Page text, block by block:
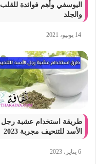
اليوسفي وأهم فوائدة للقلب
والجلد
14 يونيو، 2021
طريقة استخدام عشبة رجل
الأسد للتنحيف مجربة 2023
6 يناير، 2023